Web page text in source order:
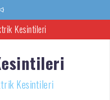
Kesintileri
Haber Kaynağı
Kesintisi
Kesintileri